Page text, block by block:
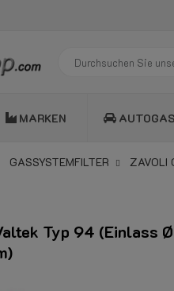
MARKEN AUTOGAS
GASSYSTEMFILTER ZAVOLI
Typ 94 (Einlass